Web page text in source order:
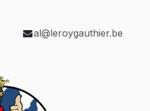
al@leroygauthier.be